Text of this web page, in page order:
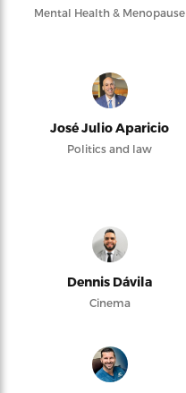
Mental Health & Menopause
José Julio Aparicio
Politics and law
Dennis Dávila
Cinema